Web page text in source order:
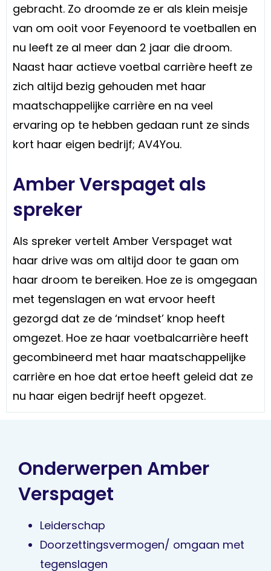
gebracht. Zo droomde ze er als klein meisje
van om ooit voor Feyenoord te voetballen en
nu leeft ze al meer dan 2 jaar die droom.
Naast haar actieve voetbal carrière heeft ze
zich altijd bezig gehouden met haar
maatschappelijke carrière en na veel
ervaring op te hebben gedaan runt ze sinds
kort haar eigen bedrijf; AV4You.
Amber Verspaget als
spreker
Als spreker vertelt Amber Verspaget wat
haar drive was om altijd door te gaan om
haar droom te bereiken. Hoe ze is omgegaan
met tegenslagen en wat ervoor heeft
gezorgd dat ze de ‘mindset’ knop heeft
omgezet. Hoe ze haar voetbalcarrière heeft
gecombineerd met haar maatschappelijke
carrière en hoe dat ertoe heeft geleid dat ze
nu haar eigen bedrijf heeft opgezet.
Onderwerpen Amber
Verspaget
Leiderschap
Doorzettingsvermogen/ omgaan met
tegenslagen